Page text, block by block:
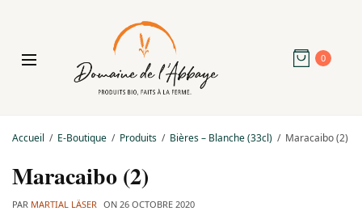
0
Accueil E-Boutique Produits Bières – Blanche (33cl) Maracaibo (2)
Maracaibo (2)
PAR MARTIAL LÄSER ON 26 OCTOBRE 2020